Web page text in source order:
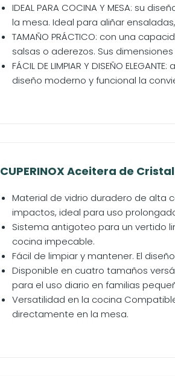
IDEAL PARA COCINA Y MESA: su
la mesa. Ideal para aliñar
TAMAÑO PRÁCTICO: con una
salsas o aderezos. Sus
FÁCIL DE LIMPIAR Y DISEÑO
diseño moderno y funcional la
CUPERINOX Aceitera de
Material de vidrio duradero de alta
impactos, ideal para uso
Sistema antigoteo para un vertido
cocina impecable.
Fácil de limpiar y mantener. El
Disponible en cuatro tamaños
para el uso diario en familias
Versatilidad en la cocina
directamente en la mesa.